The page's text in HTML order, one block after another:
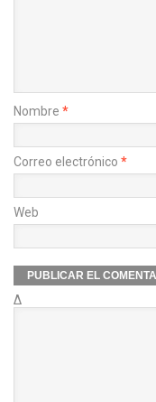
Nombre *
Correo electrónico *
Web
Δ